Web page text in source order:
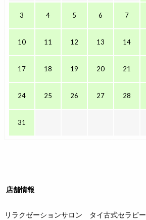
3 4 5 6 7
10 11 12 13 14
17 18 19 20 21
24 25 26 27 28
31
店舗情報
リラクゼーションサロン タイ古式セラピー